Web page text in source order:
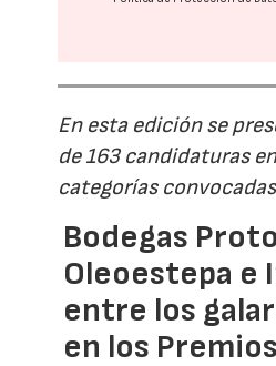
En esta edición se
de 163 candidaturas
categorías convocadas
Bodegas
Oleoestepa e
entre los
en los Premios